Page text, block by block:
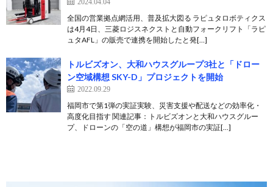
全国の営業拠点網活用、普及拡大図る ラピュタロボティクス
は4月4日、三菱ロジスネクストと自動フォークリフト「ラピ
ュタAFL」の販売で連携を開始したと発[…]
トルビズオン、大和ハウスグループ3社と「ドロー
ン空域構想 SKY-D」プロジェクトを開始
2022.09.29
福岡市で第1弾の実証実験、災害支援や配送などの効率化・
高度化目指す 関連記事：トルビズオンと大和ハウスグルー
プ、ドローンの「空の道」構想が福岡市の実証[…]